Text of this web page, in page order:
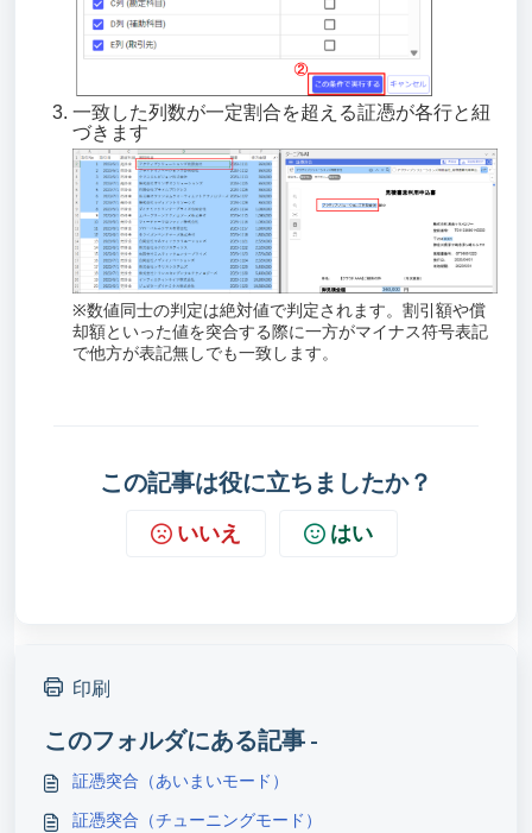
一致した列数が一定割合を超える証憑が各行と紐
づきます
※数値同士の判定は絶対値で判定されます。割引額や償
却額といった値を突合する際に一方がマイナス符号表記
で他方が表記無しでも一致します。
この記事は役に立ちましたか？
いいえ はい
印刷
このフォルダにある記事 -
証憑突合（あいまいモード）
証憑突合（チューニングモード）